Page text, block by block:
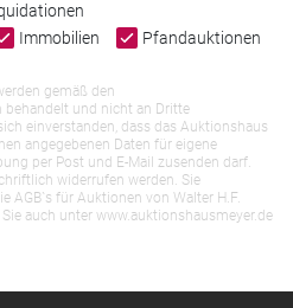
Immobilien Pfandauktionen
gemäß den
und nicht an Dritte
einverstanden, dass das Auktionshaus
angegebenen Daten für eigene
per Post und E-Mail zusenden darf.
widerrufen werden. Sie
AGB`s für Auktionen von Walter H.F.
auch unter www.auktionshausmeyer.de